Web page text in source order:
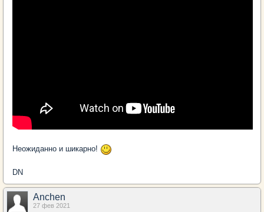
Неожиданно и шикарно!
DN
Anchen
27 фев 2021